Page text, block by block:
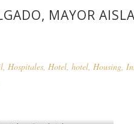
MAYOR
, Hospitales, Hotel, hotel, Housing,